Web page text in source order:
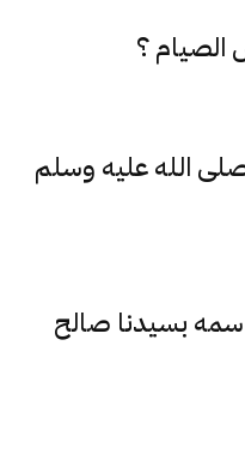
الصيام ؟
الله عليه وسلم
بسيدنا صالح